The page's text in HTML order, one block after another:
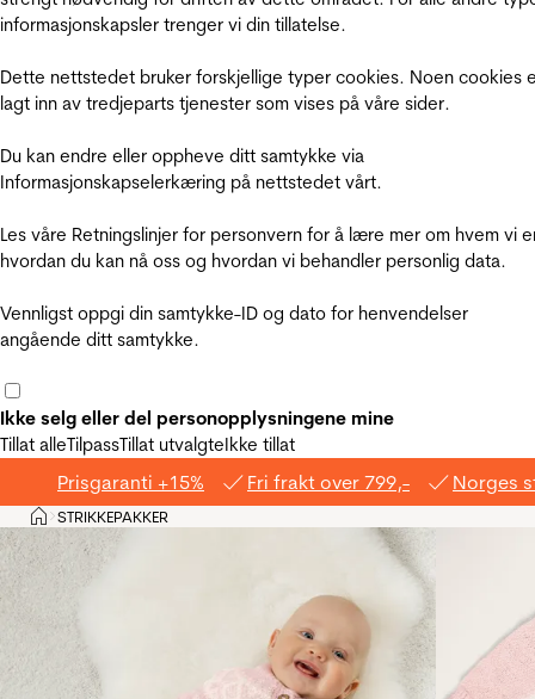
informasjonskapsler trenger vi din tillatelse.
Dette nettstedet bruker forskjellige typer cookies. Noen cookies
lagt inn av tredjeparts tjenester som vises på våre sider.
Du kan endre eller oppheve ditt samtykke via
Informasjonskapselerkæring på nettstedet vårt.
Les våre Retningslinjer for personvern for å lære mer om hvem vi
hvordan du kan nå oss og hvordan vi behandler personlig data.
Vennligst oppgi din samtykke-ID og dato for henvendelser
angående ditt samtykke.
Ikke selg eller del personopplysningene mine
Tillat alleTilpassTillat utvalgteIkke tillat
Prisgaranti +15% Fri frakt over 799,- Norges
Hjem
>STRIKKEPAKKER